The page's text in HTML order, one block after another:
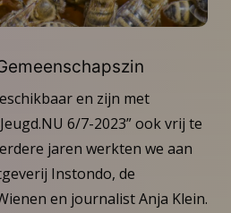
en zijn met
6/7-2023” ook vrij te
jaren werkten we aan
Instondo, de
en journalist Anja Klein.